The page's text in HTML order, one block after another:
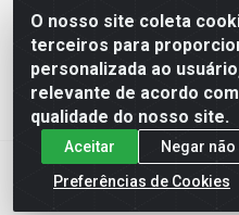
O nosso site coleta
terceiros para
personalizada ao
relevante de acordo
qualidade do nosso site.
Aceitar
Negar
Preferências de Cookies
Machado Carnes
Logradouro: Avenida
- CEP 64.500-000